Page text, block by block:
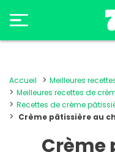
Accueil
Meilleures
Meilleures recettes de
Recettes de crème
Crème pâtissière au
Crème